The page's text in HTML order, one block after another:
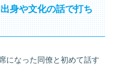
身や文化の話で打ち
になった同僚と初めて話す